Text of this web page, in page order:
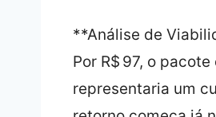
**Análise de
Por R$ 97, o
representaria um